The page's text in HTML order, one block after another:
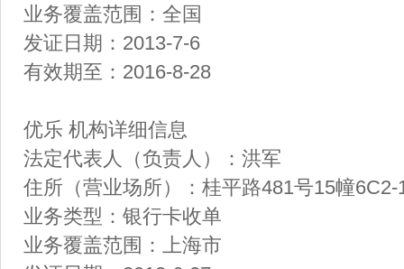
业务覆盖范围：全国
发证日期：2013-7-6
有效期至：2016-8-28
优乐 机构详细信息
法定代表人（负责人）：洪军
住所（营业场所）：桂平路481号15幢
业务类型：银行卡收单
业务覆盖范围：上海市